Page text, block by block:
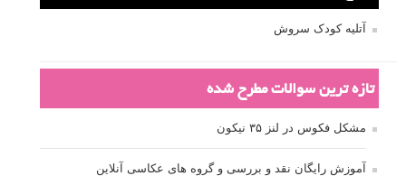
آتلیه کودک سروش
تازه ترین سوالات مطرح شده
مشکل فکوس در لنز ۳۵ نیکون
آموزش رایگان نقد و بررسی و گروه های عکاسی آنلاین